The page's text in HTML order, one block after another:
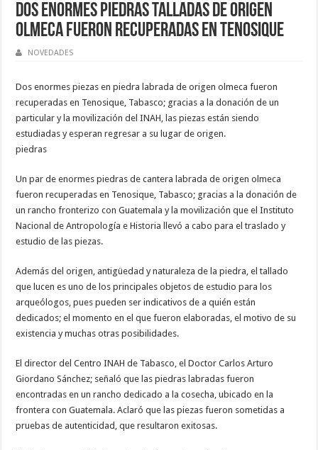
Dos enormes piedras talladas de origen
olmeca fueron recuperadas en Tenosique
NOVEDADES
Dos enormes piezas en piedra labrada de origen olmeca fueron
recuperadas en Tenosique, Tabasco; gracias a la donación de un
particular y la movilización del INAH, las piezas están siendo
estudiadas y esperan regresar a su lugar de origen.
piedras
Un par de enormes piedras de cantera labrada de origen olmeca
fueron recuperadas en Tenosique, Tabasco; gracias a la donación de
un rancho fronterizo con Guatemala y la movilización que el Instituto
Nacional de Antropología e Historia llevó a cabo para el traslado y
estudio de las piezas.
Además del origen, antigüedad y naturaleza de la piedra, el tallado
que lucen es uno de los principales objetos de estudio para los
arqueólogos, pues pueden ser indicativos de a quién están
dedicados; el momento en el que fueron elaboradas, el motivo de su
existencia y muchas otras posibilidades.
El director del Centro INAH de Tabasco, el Doctor Carlos Arturo
Giordano Sánchez; señaló que las piedras labradas fueron
encontradas en un rancho dedicado a la cosecha, ubicado en la
frontera con Guatemala. Aclaró que las piezas fueron sometidas a
pruebas de autenticidad, que resultaron exitosas.